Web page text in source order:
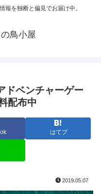
報を独断と偏見でお届け中。
鳥小屋
ドベンチャーゲー
配布中
はてブ
2019.05.07